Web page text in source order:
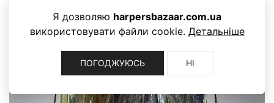
Я дозволяю harpersbazaar.com.ua
використовувати файли cookie. Детальніше
ПОГОДЖУЮСЬ НІ